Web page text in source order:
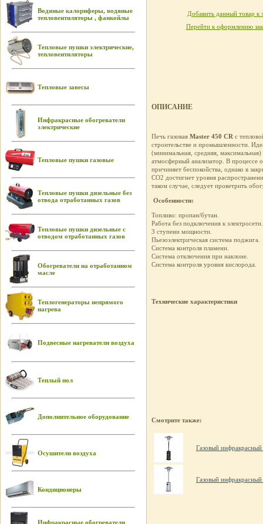
Водяные калориферы, водяные
тепловентиляторы , фанкойлы
Тепловые пушки электрические,
тепловентиляторы
Тепловые завесы
Инфракрасные обогреватели
электрические
Тепловые пушки газовые
Тепловые пушки дизельные без
отвода отработанных газов
Тепловые пушки дизельные с
отводом отработанных газов
Обогреватели на отработанном
масле
Теплогенераторы непрямого
нагрева
Подвесные нагреватели воздуха
Теплый пол
Дополнительное оборудование
Осушители воздуха
Кондиционеры
Инфракрасные обогреватели
Добавить данный товар к
Перейти к оформлению
ОПИСАНИЕ
Печь газовая Master 450 CR с
строительстве и промышленности.
(минимальная, средняя, максимальная)
атмосферный анализатор. В процессе
причиняет беспокойства, однако в
СО2 достигнет уровня
таком случае, следует проветрить
Особенности:
Топливо: пропан/бутан.
Работа без подключения к электросети.
3 ступени мощности.
Пьезоэлектрическая система поджига.
Система контроля пламени.
Система отключения при наклоне.
Система контроля уровня кислорода.
Технические характеристики
Смотрите также:
Газовый
Газовый